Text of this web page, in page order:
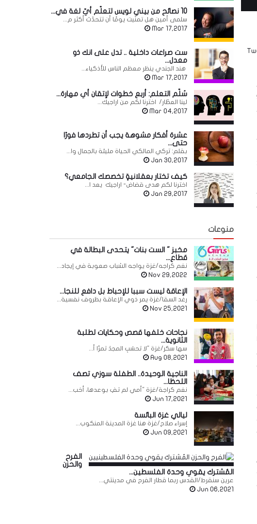
من خلال 9
10 نصائح من بيني لويس لتعلّم أيّ لغة في...
سلمى أمين هل تمنّيت يومًا أن تتحدّث أكثر م...
Mar 17,2017
ست صراعات داخلية .. تدل على انك ذو
معدل...
هند الجندي ينظر معظم الناس للأذكياء...
Mar 17,2017
سُلّم التعلم: أربع خطوات لإتقان أي مهارة...
لينا العطّار/ اخترنا لكم من اراجيك...
Mar 04,2017
عشرة أفكار مشوهة يجب أن تطردها فورًا
حتى...
بقلم: تركي المالكي الحياة مليئة بالجمال وا...
Jan 30,2017
كيف تختار بعقلانيةٍ تخصصك الجامعي؟
اخترنا لكم هدى قضاض- اراجيك يعد ا...
Jan 29,2017
منوعات
مخبز " الست بنات" يتحدى البطالة في
قطاع...
نغم كراجه/غزة يواجه الشباب صعوبة في إيجاد...
Nov 29,2022
الإعاقة ليست سببا للإحباط بل دافع للنجا...
رغد السقا/غزة يمر ذوي الإعاقة بظروف نفسية...
Nov 25,2021
نجاحات خلفها قصص وحكايات لطلبة
الثانوية...
سها سكر/غزة "لا تحسَبِ المجدَ تمرًا أ...
Aug 08,2021
الناجية الوحيدة.. الطفلة سوزي تصف
اللحظا...
نغم كراجة/غزة "أمي لم تفِ بوعدها، أخب...
Jun 17,2021
ليالي غزة البائسة
إسراء صلاح/غزة هنا غزة المدينة المنكوب...
Jun 09,2021
الفرح
والحزن
المُشترك يقوي وحدة الفلسطين...
عرين سنقرط/القدس ربما قطار الفرح في مدينتي...
Jun 06,2021